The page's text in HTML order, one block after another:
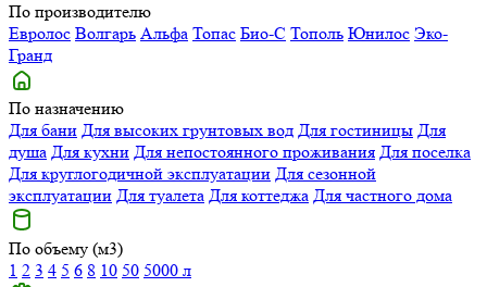
По производителю
Евролос Волгарь Альфа Топас Био-С Тополь Юнилос Эко-
Гранд
По назначению
Для бани Для высоких грунтовых вод Для гостиницы Для
душа Для кухни Для непостоянного проживания Для поселка
Для круглогодичной эксплуатации Для сезонной
эксплуатации Для туалета Для коттеджа Для частного дома
По объему (м3)
1 2 3 4 5 6 8 10 50 5000 л